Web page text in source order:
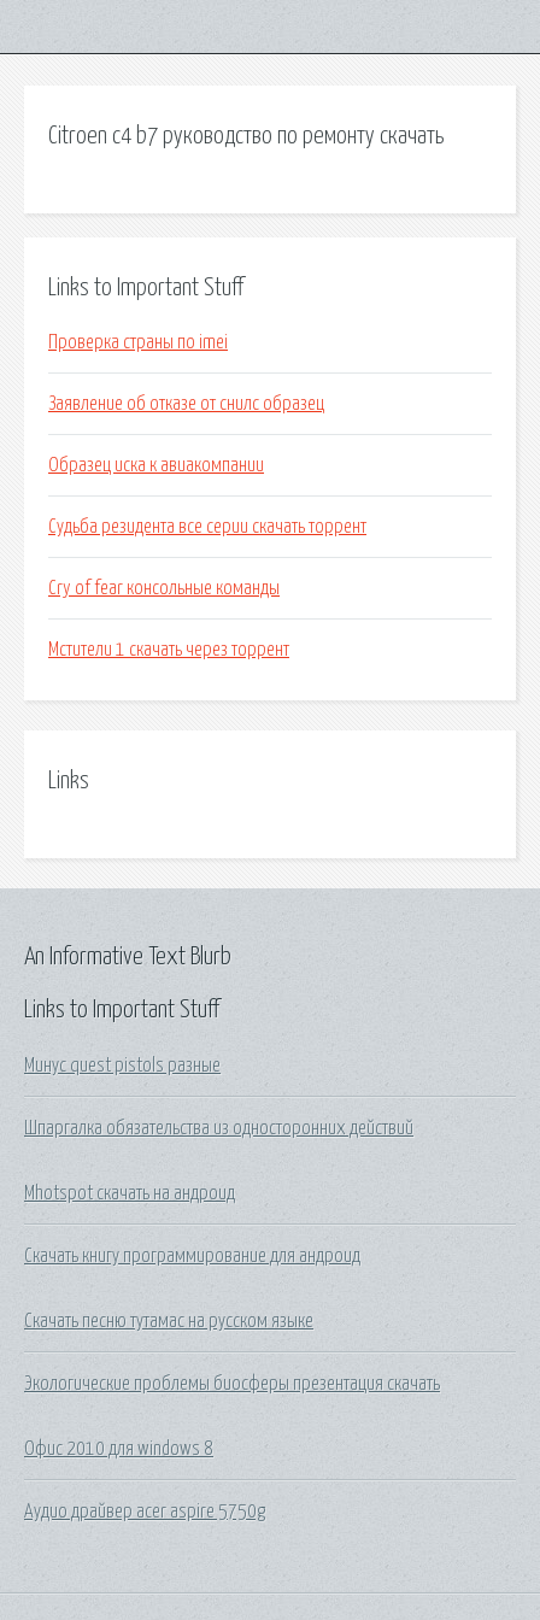
Citroen c4 b7 руководство по ремонту скачать
Links to Important Stuff
Проверка страны по imei
Заявление об отказе от снилс образец
Образец иска к авиакомпании
Судьба резидента все серии скачать торрент
Cry of fear консольные команды
Мстители 1 скачать через торрент
Links
Links to Important Stuff
Минус quest pistols разные
Шпаргалка обязательства из односторонних действий
Mhotspot скачать на андроид
Скачать книгу программирование для андроид
Скачать песню тутамас на русском языке
Экологические проблемы биосферы презентация скачать
Офис 2010 для windows 8
Аудио драйвер acer aspire 5750g
An Informative Text Blurb